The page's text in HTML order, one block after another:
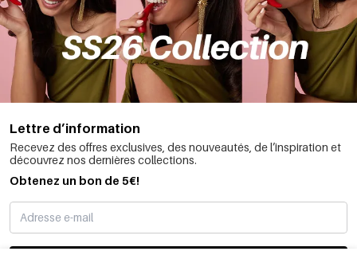
Lettre d’information
Recevez des offres exclusives, des nouveautés, de l’inspiration et
découvrez nos dernières collections.
Obtenez un bon de 5€!